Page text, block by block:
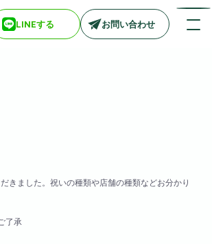
LINEする お問い合わせ
きました。祝いの種類や店舗の種類などお分かり
了承